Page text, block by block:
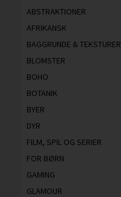
ABSTRAKTIONER
AFRIKANSK
BAGGRUNDE & TEKSTURER
BLOMSTER
BOHO
BOTANIK
BYER
DYR
FILM, SPIL OG SERIER
FOR BØRN
GAMING
GLAMOUR